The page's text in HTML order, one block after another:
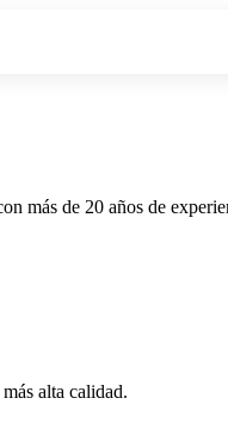
más de 20 años de
alta calidad.